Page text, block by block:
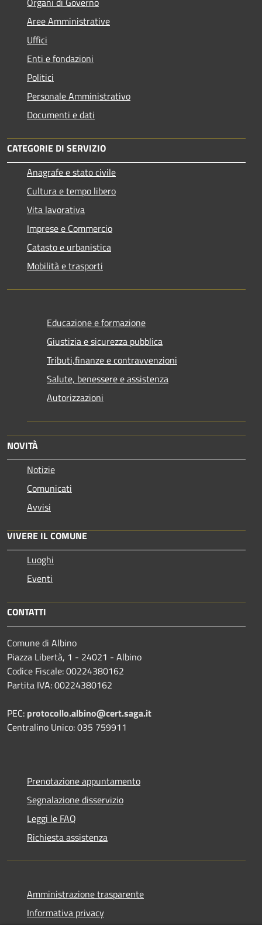
Aree Amministrative
Uffici
Enti e fondazioni
Politici
Personale Amministrativo
Documenti e dati
CATEGORIE DI SERVIZIO
Anagrafe e stato civile
Cultura e tempo libero
Vita lavorativa
Imprese e Commercio
Catasto e urbanistica
Mobilità e trasporti
Educazione e formazione
Giustizia e sicurezza pubblica
Tributi,finanze e contravvenzioni
Salute, benessere e assistenza
Autorizzazioni
NOVITÀ
Notizie
Comunicati
Avvisi
VIVERE IL COMUNE
Luoghi
Eventi
CONTATTI
Comune di Albino
Piazza Libertà, 1 - 24021 - Albino
Codice Fiscale: 00224380162
Partita IVA: 00224380162
PEC: protocollo.albino@cert.saga.it
Centralino Unico: 035 759911
Prenotazione appuntamento
Segnalazione disservizio
Leggi le FAQ
Richiesta assistenza
Amministrazione trasparente
Informativa privacy